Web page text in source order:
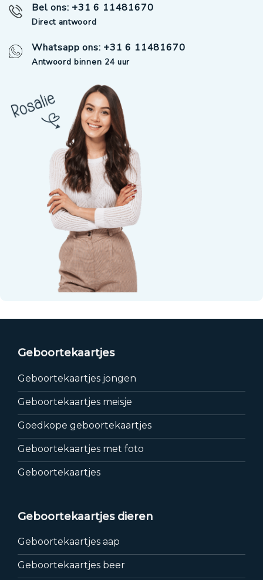
Bel ons: +31 6 11481670
Direct antwoord
Whatsapp ons: +31 6 11481670
Antwoord binnen 24 uur
Geboortekaartjes
Geboortekaartjes jongen
Geboortekaartjes meisje
Goedkope geboortekaartjes
Geboortekaartjes met foto
Geboortekaartjes
Geboortekaartjes dieren
Geboortekaartjes aap
Geboortekaartjes beer